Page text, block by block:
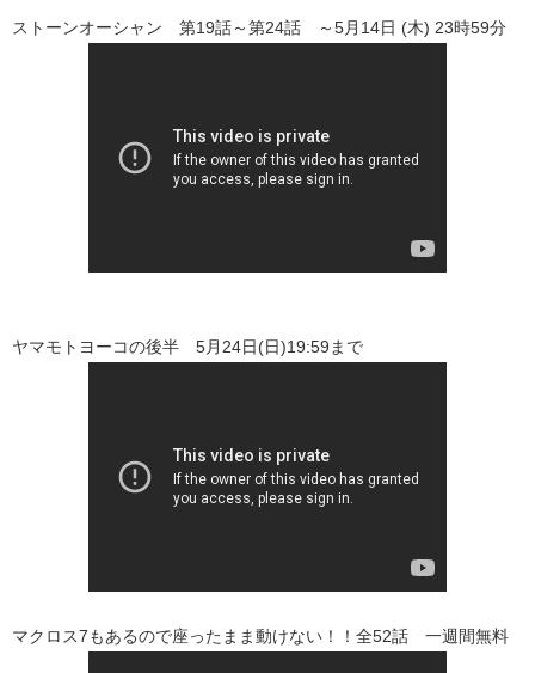
ストーンオーシャン 第19話～第24話 ～5月14日 (木) 23時59分
ヤマモトヨーコの後半 5月24日(日)19:59まで
マクロス7もあるので座ったまま動けない！！全52話 一週間無料